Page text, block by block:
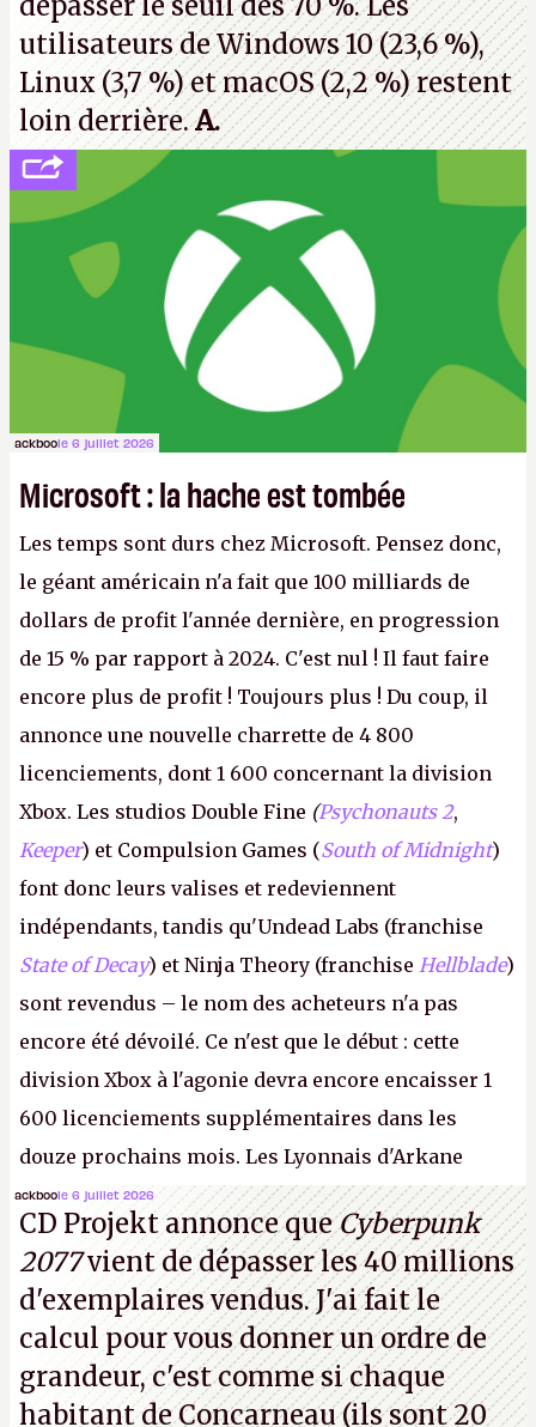
utilisateurs de Windows 10 (23,6 %),
Linux (3,7 %) et macOS (2,2 %) restent
loin derrière.A.
ackboole 6 juillet 2026
Microsoft : la hache est tombée
Les temps sont durs chez Microsoft. Pensez donc,
le géant américain n'a fait que 100 milliards de
dollars de profit l'année dernière, en progression
de 15 % par rapport à 2024. C'est nul ! Il faut faire
encore plus de profit ! Toujours plus ! Du coup, il
annonce une nouvelle charrette de 4 800
licenciements, dont 1 600 concernant la division
Xbox. Les studios Double Fine (Psychonauts 2,
Keeper) et Compulsion Games (South of Midnight)
font donc leurs valises et redeviennent
indépendants, tandis qu'Undead Labs (franchise
State of Decay) et Ninja Theory (franchise Hellblade)
sont revendus – le nom des acheteurs n'a pas
encore été dévoilé. Ce n'est que le début : cette
division Xbox à l'agonie devra encore encaisser 1
600 licenciements supplémentaires dans les
douze prochains mois. Les Lyonnais d'Arkane
(Dishonored, Deathloop) pourraient faire partie des
prochaines victimes, puisque Microsoft a confirmé
vouloir se séparer du studio.A.
ackboole 6 juillet 2026
CD Projekt annonce queCyberpunk
2077vient de dépasser les 40 millions
d'exemplaires vendus. J'ai fait le
calcul pour vous donner un ordre de
grandeur, c'est comme si chaque
habitant de Concarneau (ils sont 20